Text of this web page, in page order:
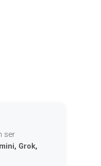
ser
Grok,